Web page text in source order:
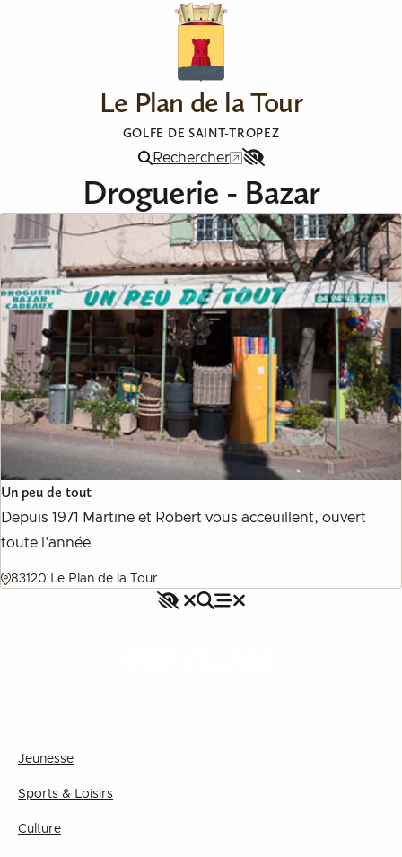
Le Plan de la Tour
GOLFE DE SAINT-TROPEZ
Menu
Rechercher
Accessibilité
Droguerie - Bazar
Un peu de tout
Depuis 1971 Martine et Robert vous acceuillent, ouvert
toute l'année
83120 Le Plan de la Tour
Accessibilité
Rechercher
Jeunesse
Sports & Loisirs
Culture